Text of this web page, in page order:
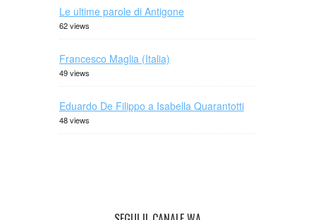
Le ultime parole di Antigone
62 views
Francesco Maglia (Italia)
49 views
Eduardo De Filippo a Isabella Quarantotti
48 views